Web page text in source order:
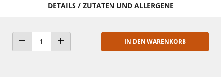
DETAILS / ZUTATEN UND ALLERGENE
ANZAHL VERRINGERNANZAHL ERHÖHEN
IN DEN WARENKORB